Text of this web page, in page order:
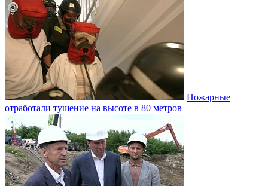
Пожарные
отработали тушение на высоте в 80 метров